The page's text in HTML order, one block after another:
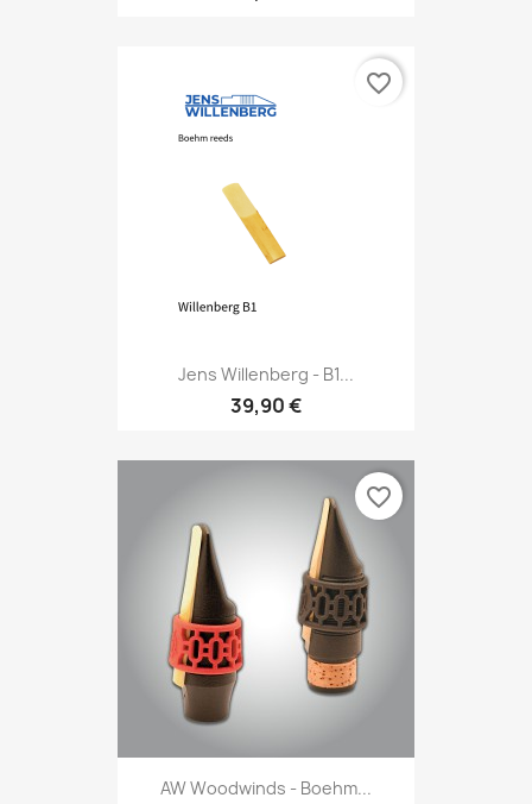
Jens Willenberg - B1...
39,90 €
favorite_border
AW Woodwinds - Boehm...
favorite_border